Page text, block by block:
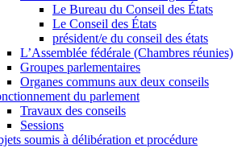
Le Bureau du Conseil des États
Le Conseil des États
président/e du conseil des états
L’Assemblée fédérale (Chambres réunies)
Groupes parlementaires
Organes communs aux deux conseils
du parlement
Travaux des conseils
Sessions
soumis à délibération et procédure